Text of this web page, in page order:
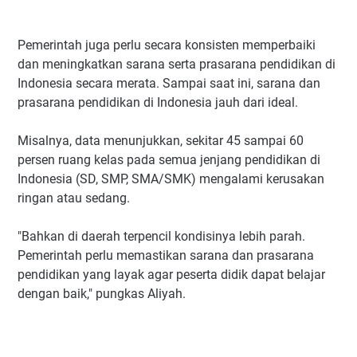
Pemerintah juga perlu secara konsisten memperbaiki
dan meningkatkan sarana serta prasarana pendidikan di
Indonesia secara merata. Sampai saat ini, sarana dan
prasarana pendidikan di Indonesia jauh dari ideal.
Misalnya, data menunjukkan, sekitar 45 sampai 60
persen ruang kelas pada semua jenjang pendidikan di
Indonesia (SD, SMP, SMA/SMK) mengalami kerusakan
ringan atau sedang.
"Bahkan di daerah terpencil kondisinya lebih parah.
Pemerintah perlu memastikan sarana dan prasarana
pendidikan yang layak agar peserta didik dapat belajar
dengan baik," pungkas Aliyah.